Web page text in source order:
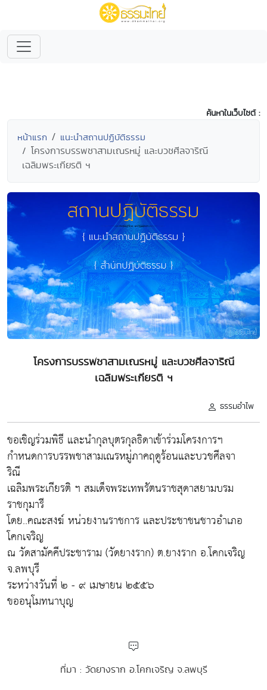
ค้นหาในเว็บไซต์ :
หน้าแรก แนะนำสถานปฏิบัติธรรม
โครงการบรรพชาสามเณรหมู่ และบวชศีลจาริณี
เฉลิมพระเกียรติ ฯ
โครงการบรรพชาสามเณรหมู่ และบวชศีลจาริณี
เฉลิมพระเกียรติ ฯ
ธรรมอำไพ
ขอเชิญร่วมพิธี และนำกุลบุตรกุลธิดาเข้าร่วมโครงการฯ
กำหนดการบรรพชาสามเณรหมู่ภาคฤดูร้อนและบวชศีลจา
ริณี
เฉลิมพระเกียรติ ฯ สมเด็จพระเทพรัตนราชสุดาสยามบรม
ราชกุมารี
โดย..คณะสงฆ์ หน่วยงานราชการ และประชาชนชาวอำเภอ
โคกเจริญ
ณ วัดสามัคคีประชาราม (วัดยางราก) ต.ยางราก อ.โคกเจริญ
จ.ลพบุรี
ระหว่างวันที่ ๒ - ๙ เมษายน ๒๕๕๖
ขออนุโมทนาบุญ
ที่มา : วัดยางราก อ.โคกเจริญ จ.ลพบุรี